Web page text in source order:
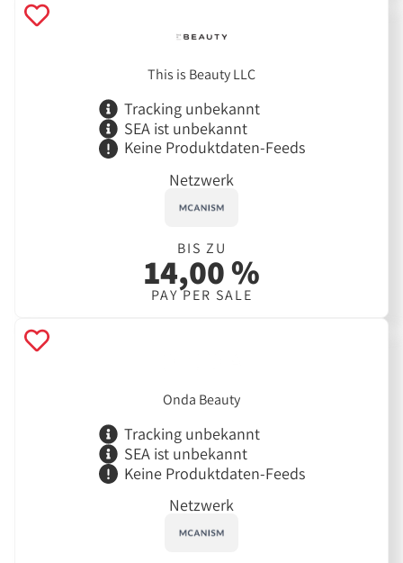
This is Beauty LLC
Tracking unbekannt
SEA ist unbekannt
Keine Produktdaten-Feeds
Netzwerk
BIS ZU
14,00 %
PAY PER SALE
Onda Beauty
Tracking unbekannt
SEA ist unbekannt
Keine Produktdaten-Feeds
Netzwerk